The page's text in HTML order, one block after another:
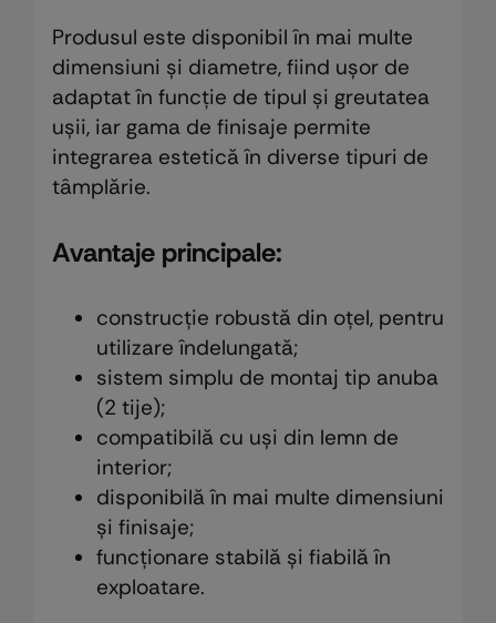
Produsul este disponibil în mai multe
dimensiuni și diametre, fiind ușor de
adaptat în funcție de tipul și greutatea
ușii, iar gama de finisaje permite
integrarea estetică în diverse tipuri de
tâmplărie.
Avantaje principale:
construcție robustă din oțel, pentru
utilizare îndelungată;
sistem simplu de montaj tip anuba
(2 tije);
compatibilă cu uși din lemn de
interior;
disponibilă în mai multe dimensiuni
și finisaje;
funcționare stabilă și fiabilă în
exploatare.